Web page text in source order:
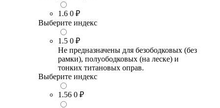
1.6 0 ₽
Выберите индекс
1.5 0 ₽
Не предназначены для безободковых (без
рамки), полуободковых (на леске) и
тонких титановых оправ.
Выберите индекс
1.56 0 ₽